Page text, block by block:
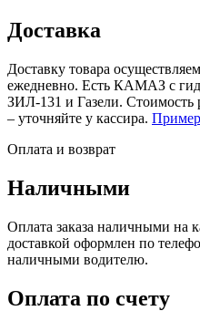
Доставка
Доставку товара
ежедневно. Есть КАМАЗ с
ЗИЛ-131 и Газели. Стоимость
– уточняйте у кассира.
Оплата и возврат
Наличными
Оплата заказа наличными на
доставкой оформлен по
наличными водителю.
Оплата по счету